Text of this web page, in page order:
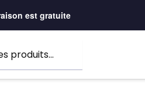
est gratuite